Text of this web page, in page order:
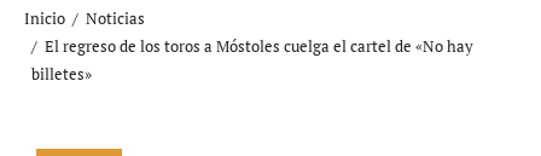
Inicio
Noticias
El regreso de los toros a Móstoles cuelga el cartel de «No hay
billetes»